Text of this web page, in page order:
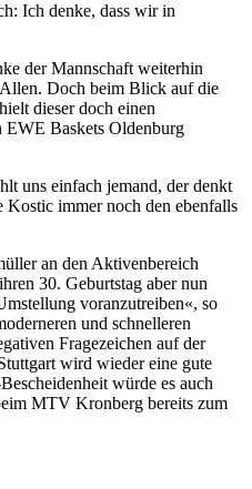
Ich denke, dass wir in
der Mannschaft weiterhin
Doch beim Blick auf die
dieser doch einen
EWE Baskets Oldenburg
uns einfach jemand, der denkt
Kostic immer noch den ebenfalls
an den Aktivenbereich
30. Geburtstag aber nun
voranzutreiben«, so
und schnelleren
Fragezeichen auf der
wird wieder eine gute
würde es auch
MTV Kronberg bereits zum